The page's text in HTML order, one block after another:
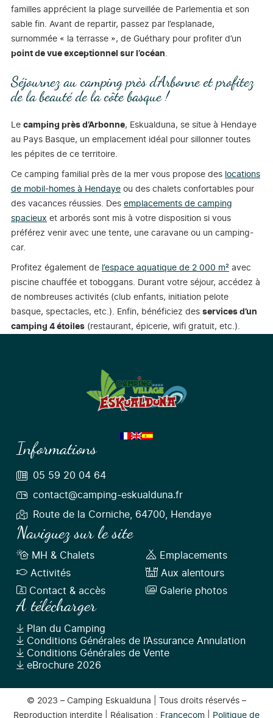
familles apprécient la plage surveillée de Parlementia et son
sable fin. Avant de repartir, passez par l’esplanade,
surnommée « la terrasse », de Guéthary pour profiter d’un
point de vue exceptionnel sur l’océan
Séjournez au camping près d’Arbonne et profitez
de la beauté de la côte basque !
Le camping près d’Arbonne, Eskualduna, se situe à Hendaye
au Pays Basque, un emplacement idéal pour sillonner toutes
les pépites de ce territoire.
Ce camping familial près de la mer vous propose des locations
de mobil-homes à Hendaye ou des chalets confortables pour
des vacances réussies. Des emplacements de camping
spacieux et arborés sont mis à votre disposition si vous
préférez venir avec une tente, une caravane ou un camping-
car.
Profitez également de l’espace aquatique de 2 000 m² avec
piscine chauffée et toboggans. Durant votre séjour, accédez à
de nombreuses activités (club enfants, initiation pelote
basque, spectacles, etc.). Enfin, bénéficiez des services d’un
camping 4 étoiles (restaurant, épicerie, wifi gratuit, etc.).
Informations
05 59 20 04 64
contact@camping-eskualduna.fr
Route de la Corniche, 64700, Hendaye
Naviguez sur le site
MH & Chalets
Emplacements
Activités
Aux alentours
Contact & accès
Galerie photos
A télécharger
Plan du Camping
Conditions Générales de l’Assurance Annulation
Conditions Générales de Vente
eBrochure 2026
© 2023 – Camping Eskualduna | Tous droits réservés –
Reproduction interdite | Réalisation : Francecom Politique de